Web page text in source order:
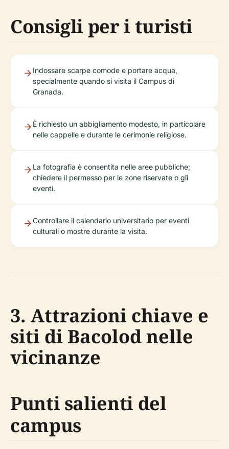
Consigli per i turisti
Indossare scarpe comode e portare acqua,
specialmente quando si visita il Campus di
Granada.
È richiesto un abbigliamento modesto, in particolare
nelle cappelle e durante le cerimonie religiose.
La fotografia è consentita nelle aree pubbliche;
chiedere il permesso per le zone riservate o gli
eventi.
Controllare il calendario universitario per eventi
culturali o mostre durante la visita.
3. Attrazioni chiave e
siti di Bacolod nelle
vicinanze
Punti salienti del
campus